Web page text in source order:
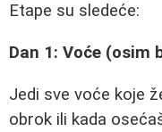
Etape su sledeće:
Dan 1: Voće (osim
Jedi sve voće koje
obrok ili kada